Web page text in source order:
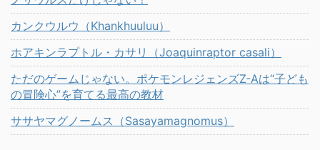
カンクウルウ（Khankhuuluu）
ホアキンラプトル・カサリ（Joaquinraptor casali）
ただのゲームじゃない。ポケモンレジェンズZ-Aは“子ども
の冒険心”を育てる最高の教材
ササヤマグノームス（Sasayamagnomus）